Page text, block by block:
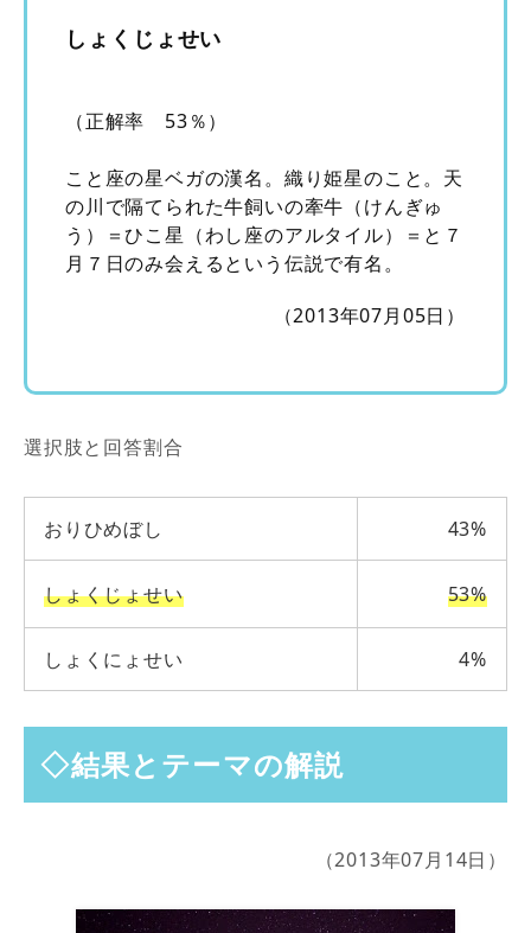
しょくじょせい
（正解率 53％）
こと座の星ベガの漢名。織り姫星のこと。天
の川で隔てられた牛飼いの牽牛（けんぎゅ
う）＝ひこ星（わし座のアルタイル）＝と７
月７日のみ会えるという伝説で有名。
（2013年07月05日）
選択肢と回答割合
おりひめぼし 43%
しょくじょせい 53%
しょくにょせい 4%
◇結果とテーマの解説
（2013年07月14日）